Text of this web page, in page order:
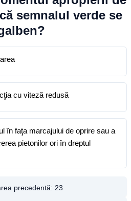
semnalul verde se
cu viteză redusă
în faţa marcajului de oprire sau a
pietonilor ori în dreptul
precedentă: 23